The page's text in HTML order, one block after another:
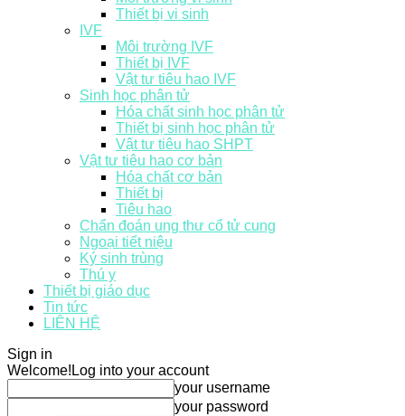
Thiết bị vi sinh
IVF
Môi trường IVF
Thiết bị IVF
Vật tư tiêu hao IVF
Sinh học phân tử
Hóa chất sinh học phân tử
Thiết bị sinh học phân tử
Vật tư tiêu hao SHPT
Vật tư tiêu hao cơ bản
Hóa chất cơ bản
Thiết bị
Tiêu hao
Chẩn đoán ung thư cổ tử cung
Ngoại tiết niệu
Ký sinh trùng
Thú y
Thiết bị giáo dục
Tin tức
LIÊN HỆ
Sign in
Welcome! Log into your account
your username
your password